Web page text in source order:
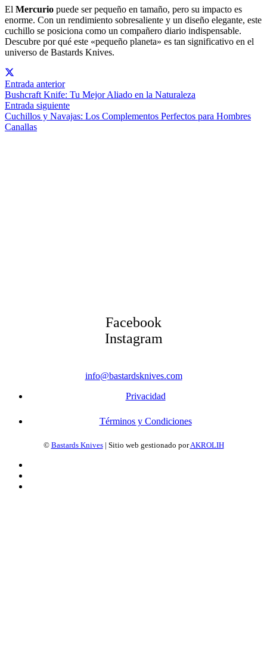
El Mercurio puede ser pequeño en tamaño, pero su impacto es
enorme. Con un rendimiento sobresaliente y un diseño elegante, este
cuchillo se posiciona como un compañero diario indispensable.
Descubre por qué este «pequeño planeta» es tan significativo en el
universo de Bastards Knives.
Entrada anterior
Bushcraft Knife: Tu Mejor Aliado en la Naturaleza
Entrada siguiente
Cuchillos y Navajas: Los Complementos Perfectos para Hombres
Canallas
Facebook
Instagram
info@bastardsknives.com
Privacidad
Términos y Condiciones
© Bastards Knives| Sitio web gestionado porAKROLIH